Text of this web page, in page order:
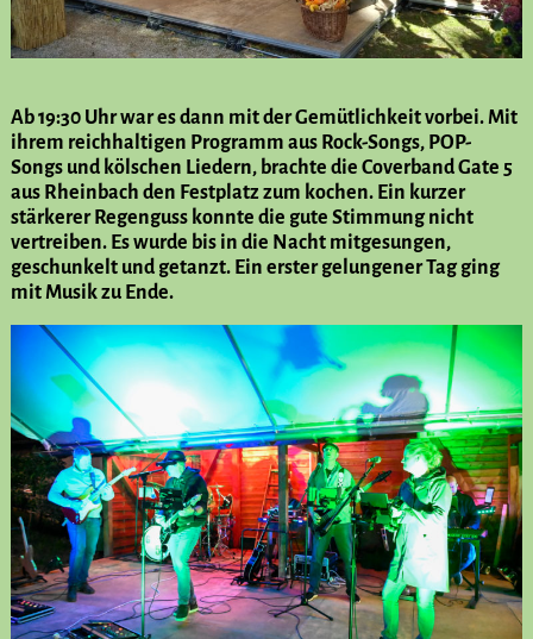
Ab 19:30 Uhr war es dann mit der Gemütlichkeit vorbei. Mit
ihrem reichhaltigen Programm aus Rock-Songs, POP-
Songs und kölschen Liedern, brachte die Coverband Gate 5
aus Rheinbach den Festplatz zum kochen. Ein kurzer
stärkerer Regenguss konnte die gute Stimmung nicht
vertreiben. Es wurde bis in die Nacht mitgesungen,
geschunkelt und getanzt. Ein erster gelungener Tag ging
mit Musik zu Ende.